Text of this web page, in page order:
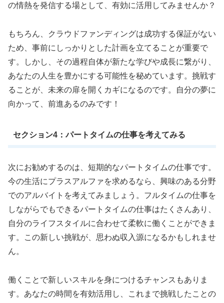
の情熱を発信する場として、有効に活用してみませんか？
もちろん、クラウドファンディングは成功する保証がない
ため、事前にしっかりとした計画を立てることが重要で
す。しかし、その過程自体が新たな学びや成長に繋がり、
あなたの人生を豊かにする可能性を秘めています。挑戦す
ることが、未来の扉を開くカギになるのです。自分の夢に
向かって、前進あるのみです！
セクション4：パートタイムの仕事を考えてみる
次にお勧めするのは、短期的なパートタイムの仕事です。
今の生活にプラスアルファを求めるなら、興味のある分野
でのアルバイトを考えてみましょう。フルタイムの仕事を
しながらでもできるパートタイムの仕事はたくさんあり、
自分のライフスタイルに合わせて柔軟に働くことができま
す。この新しい挑戦が、思わぬ収入源になるかもしれませ
ん。
働くことで新しいスキルを身につけるチャンスもありま
す。あなたの時間を有効活用し、これまで挑戦したことの